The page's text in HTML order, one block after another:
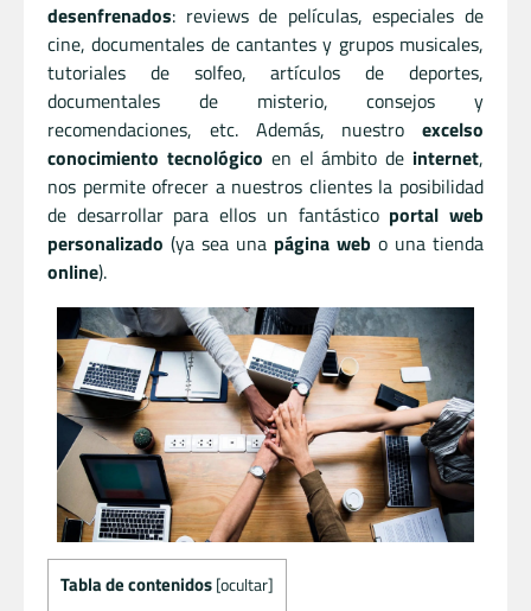
desenfrenados: reviews de películas, especiales de
cine, documentales de cantantes y grupos musicales,
tutoriales de solfeo, artículos de deportes,
documentales de misterio, consejos y
recomendaciones, etc. Además, nuestro excelso
conocimiento tecnológico en el ámbito de internet,
nos permite ofrecer a nuestros clientes la posibilidad
de desarrollar para ellos un fantástico portal web
personalizado (ya sea una página web o una tienda
online).
Tabla de contenidos [ocultar]